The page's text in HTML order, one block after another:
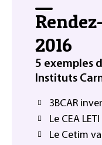
2016
5 exemples
Instituts
3BCAR
Le CEA
Le Cetim